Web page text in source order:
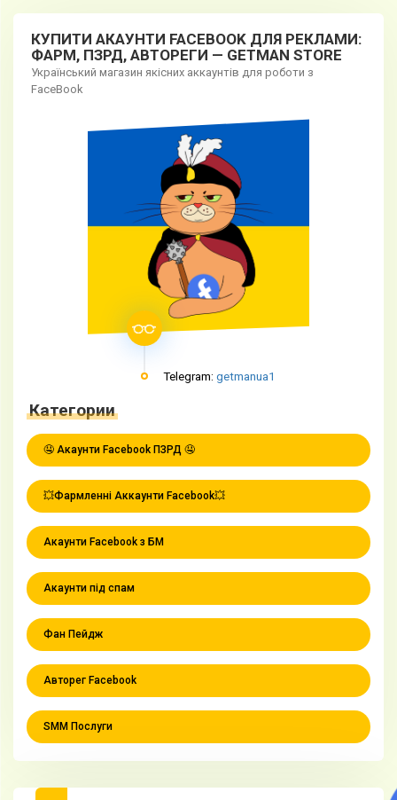
КУПИТИ АКАУНТИ FACEBOOK ДЛЯ РЕКЛАМИ:
ФАРМ, ПЗРД, АВТОРЕГИ — GETMAN STORE
Український магазин якісних аккаунтів для роботи з
FaceBook
Telegram: getmanua1
Категории
🤤 Акаунти Facebook ПЗРД 🤤
💥Фармленні Аккаунти Facebook💥
Акаунти Facebook з БМ
Акаунти під спам
Фан Пейдж
Авторег Facebook
SMM Послуги